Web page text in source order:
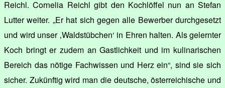
Reichl. Cornelia Reichl gibt den Kochlöffel nun an Stefan
Lutter weiter. „Er hat sich gegen alle Bewerber durchgesetzt
und wird unser ‚Waldstübchen‘ in Ehren halten. Als gelernter
Koch bringt er zudem an Gastlichkeit und im kulinarischen
Bereich das nötige Fachwissen und Herz ein“, sind sie sich
sicher. Zukünftig wird man die deutsche, österreichische und